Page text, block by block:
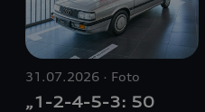
31.07.2026 Foto
„1-2-4-5-3: 50